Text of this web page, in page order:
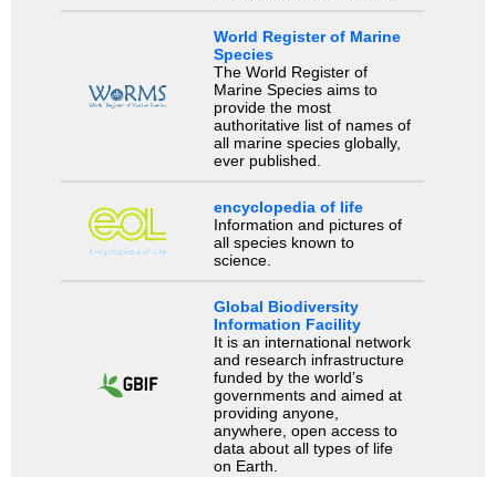
World Register of Marine
Species
The World Register of
Marine Species aims to
provide the most
authoritative list of names of
all marine species globally,
ever published.
encyclopedia of life
Information and pictures of
all species known to
science.
Global Biodiversity
Information Facility
It is an international network
and research infrastructure
funded by the world’s
governments and aimed at
providing anyone,
anywhere, open access to
data about all types of life
on Earth.